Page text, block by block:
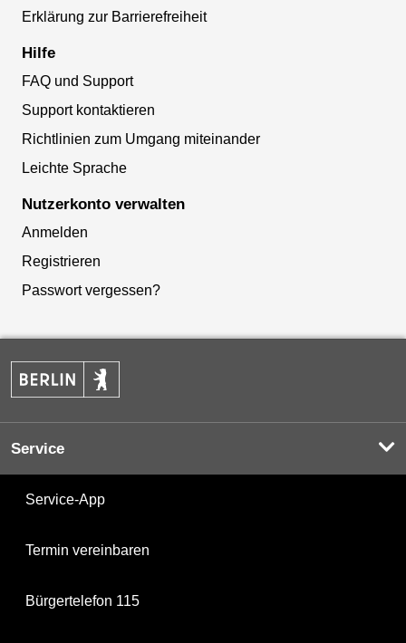
Erklärung zur Barrierefreiheit
Hilfe
FAQ und Support
Support kontaktieren
Richtlinien zum Umgang miteinander
Leichte Sprache
Nutzerkonto verwalten
Anmelden
Registrieren
Passwort vergessen?
Service
Service-App
Termin vereinbaren
Bürgertelefon 115